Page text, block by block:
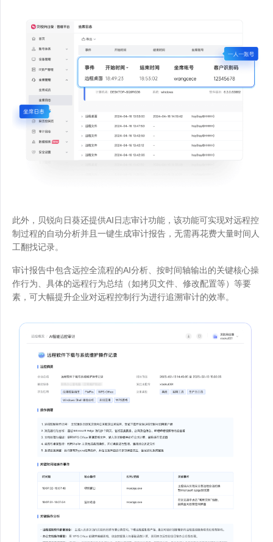
此外，贝锐向日葵还提供AI日志审计功能，该功能可实现对远程控
制过程的自动分析并且一键生成审计报告，无需再花费大量时间人
工翻找记录。
审计报告中包含远控全流程的AI分析、按时间轴输出的关键核心操
作行为、具体的远程行为总结（如拷贝文件、修改配置等）等要
素，可大幅提升企业对远程控制行为进行追溯审计的效率。